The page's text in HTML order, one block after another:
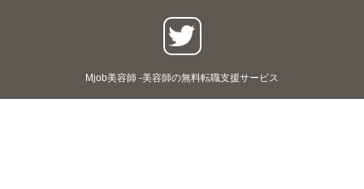
Mjob美容師 -美容師の無料転職支援サービス